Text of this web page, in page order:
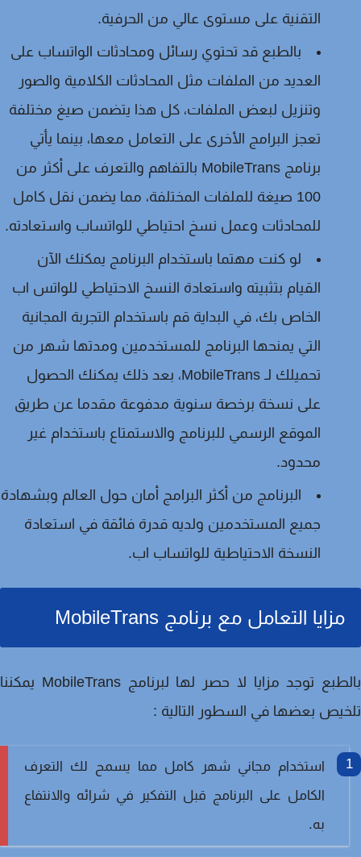
التقنية على مستوى عالي من الحرفية.
بالطبع قد تحتوي رسائل ومحادثات الواتساب على
العديد من الملفات مثل المحادثات الكلامية والصور
وتنزيل لبعض الملفات، كل هذا يتضمن صيغ مختلفة
تعجز البرامج الأخرى على التعامل معها، بينما يأتي
برنامج MobileTrans بالتفاهم والتعرف على أكثر من
100 صيغة للملفات المختلفة، مما يضمن نقل كامل
للمحادثات وعمل نسخ احتياطي للواتساب واستعادته.
لو كنت مهتما باستخدام البرنامج يمكنك الآن
القيام بتثبيته واستعادة النسخ الاحتياطي للواتس اب
الخاص بك، في البداية قم باستخدام التجربة المجانية
التي يمنحها البرنامج للمستخدمين ومدتها شهر من
تحميلك لـ MobileTrans، بعد ذلك يمكنك الحصول
على نسخة برخصة سنوية مدفوعة مقدما عن طريق
الموقع الرسمي للبرنامج والاستمتاع باستخدام غير
محدود.
البرنامج من أكثر البرامج أمان حول العالم وبشهادة
جميع المستخدمين ولديه قدرة فائقة في استعادة
النسخة الاحتياطية للواتساب اب.
مزايا التعامل مع برنامج MobileTrans
بالطبع توجد مزايا لا حصر لها لبرنامج MobileTrans يمكننا
بعضها في السطور التالية :
استخدام مجاني شهر كامل مما يسمح لك التعرف
الكامل على البرنامج قبل التفكير في شرائه والانتفاع
به.